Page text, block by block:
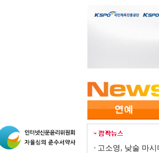
고소영, 낮술 마